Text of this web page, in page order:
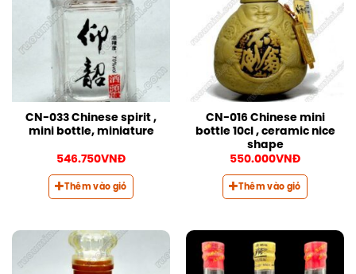
CN-033 Chinese spirit ,
mini bottle, miniature
546.750VNĐ
Thêm vào giỏ
CN-016 Chinese mini
bottle 10cl , ceramic nice
shape
550.000VNĐ
Thêm vào giỏ